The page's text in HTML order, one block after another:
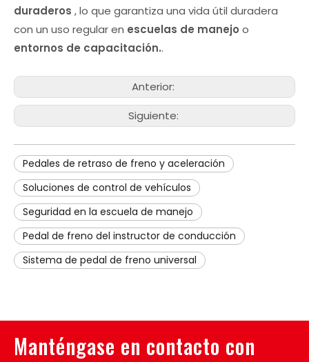
duraderos , lo que garantiza una vida útil duradera
con un uso regular en escuelas de manejo o
entornos de capacitación..
Anterior:
Siguiente:
Pedales de retraso de freno y aceleración
Soluciones de control de vehículos
Seguridad en la escuela de manejo
Pedal de freno del instructor de conducción
Sistema de pedal de freno universal
Manténgase en contacto con